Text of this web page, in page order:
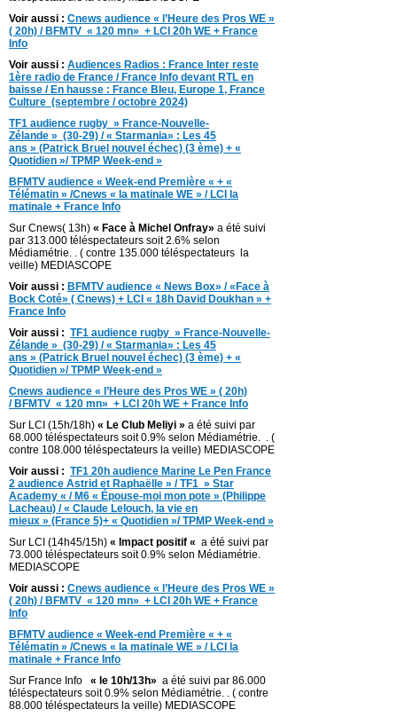
Voir aussi : Cnews audience « l’Heure des Pros WE »
( 20h) / BFMTV « 120 mn» + LCI 20h WE + France
Info
Voir aussi : Audiences Radios : France Inter reste
1ère radio de France / France Info devant RTL en
baisse / En hausse : France Bleu, Europe 1, France
Culture (septembre / octobre 2024)
TF1 audience rugby » France-Nouvelle-
Zélande » (30-29) / « Starmania» : Les 45
ans » (Patrick Bruel nouvel échec) (3 ème) + «
Quotidien »/ TPMP Week-end »
BFMTV audience « Week-end Première « + «
Télématin » /Cnews « la matinale WE » / LCI la
matinale + France Info
Sur Cnews( 13h) « Face à Michel Onfray» a été suivi
par 313.000 téléspectateurs soit 2.6% selon
Médiamétrie. . ( contre 135.000 téléspectateurs la
veille) MEDIASCOPE
Voir aussi : BFMTV audience « News Box» / «Face à
Bock Coté» ( Cnews) + LCI « 18h David Doukhan » +
France Info
Voir aussi : TF1 audience rugby » France-Nouvelle-
Zélande » (30-29) / « Starmania» : Les 45
ans » (Patrick Bruel nouvel échec) (3 ème) + «
Quotidien »/ TPMP Week-end »
Cnews audience « l’Heure des Pros WE » ( 20h)
/ BFMTV « 120 mn» + LCI 20h WE + France Info
Sur LCI (15h/18h) « Le Club Meliyi » a été suivi par
68.000 téléspectateurs soit 0.9% selon Médiamétrie. . (
contre 108.000 téléspectateurs la veille) MEDIASCOPE
Voir aussi : TF1 20h audience Marine Le Pen France
2 audience Astrid et Raphaëlle » / TF1 » Star
Academy « / M6 « Épouse-moi mon pote » (Philippe
Lacheau) / « Claude Lelouch, la vie en
mieux » (France 5)+ « Quotidien »/ TPMP Week-end »
Sur LCI (14h45/15h) « Impact positif « a été suivi par
73.000 téléspectateurs soit 0.9% selon Médiamétrie.
MEDIASCOPE
Voir aussi : Cnews audience « l’Heure des Pros WE »
( 20h) / BFMTV « 120 mn» + LCI 20h WE + France
Info
BFMTV audience « Week-end Première « + «
Télématin » /Cnews « la matinale WE » / LCI la
matinale + France Info
Sur France Info « le 10h/13h» a été suivi par 86.000
téléspectateurs soit 0.9% selon Médiamétrie. . ( contre
88.000 téléspectateurs la veille) MEDIASCOPE